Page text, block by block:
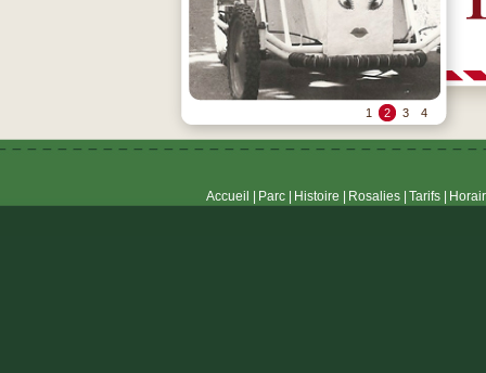
1 2 3 4
Accueil | Parc | Histoire | Rosalies | Tarifs |